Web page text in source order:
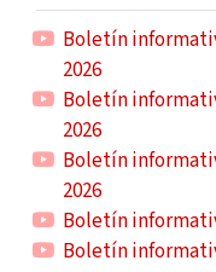
Boletín
2026
Boletín
2026
Boletín
2026
Boletín
Boletín